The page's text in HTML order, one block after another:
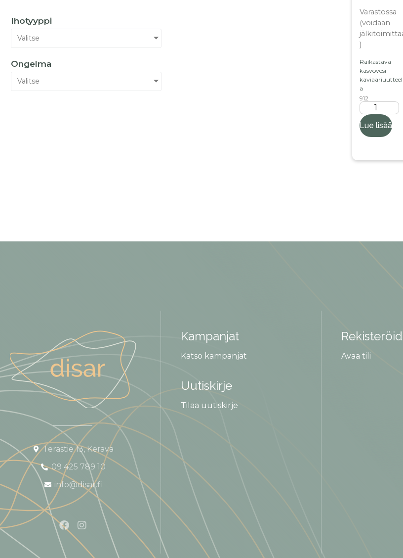
Ihotyyppi
Valitse
Ongelma
Valitse
Varastossa
(voidaan
)
Raikastava
kasvovesi
kaviaariuutteell
a
912
Lue lisää
Terästie 13, Kerava
09 425 789 10
info@disar.fi
Kampanjat
Katso kampanjat
Uutiskirje
Tilaa uutiskirje
Avaa tili